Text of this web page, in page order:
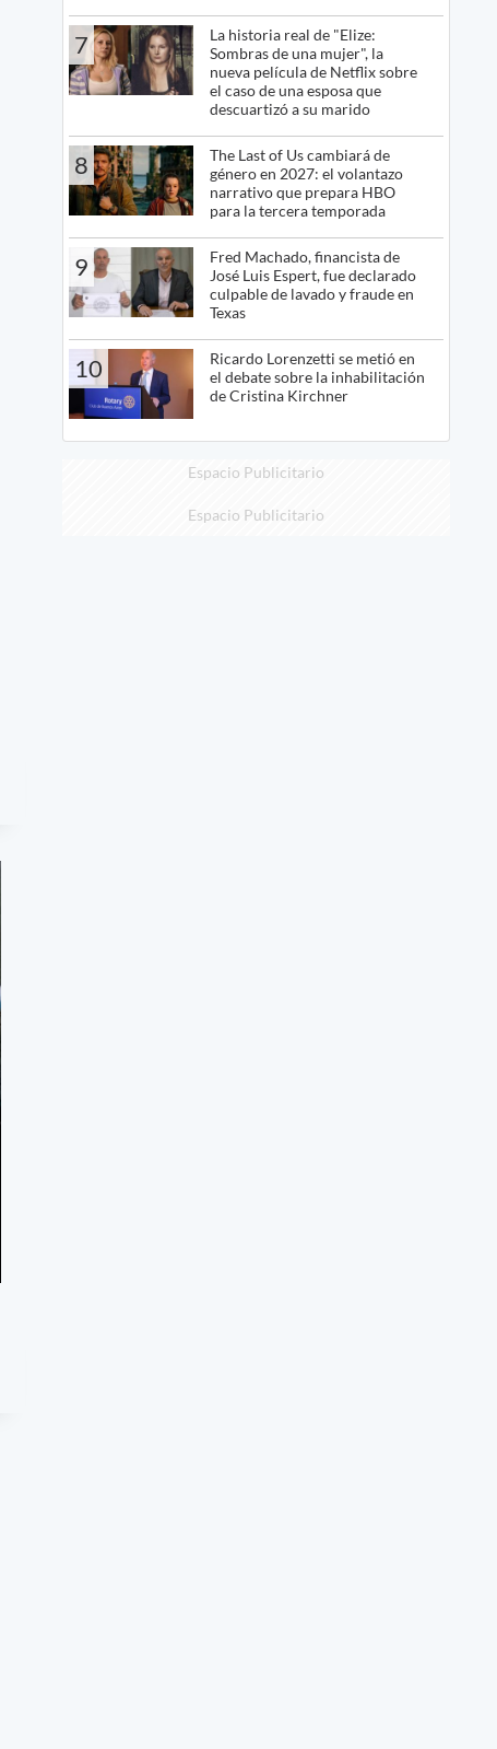
7
La historia real de "Elize:
Sombras de una mujer", la
nueva película de Netflix sobre
el caso de una esposa que
descuartizó a su marido
8
The Last of Us cambiará de
género en 2027: el volantazo
narrativo que prepara HBO
para la tercera temporada
9
Fred Machado, financista de
José Luis Espert, fue declarado
culpable de lavado y fraude en
Texas
10
Ricardo Lorenzetti se metió en
el debate sobre la inhabilitación
de Cristina Kirchner
Espacio Publicitario
Espacio Publicitario